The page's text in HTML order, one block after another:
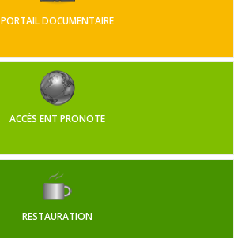
PORTAIL DOCUMENTAIRE
ACCÈS ENT PRONOTE
RESTAURATION